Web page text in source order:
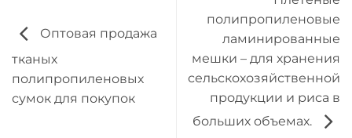
Оптовая продажа
тканых
полипропиленовых
сумок для покупок
полипропиленовые
ламинированные
мешки – для хранения
сельскохозяйственной
продукции и риса в
больших объемах.